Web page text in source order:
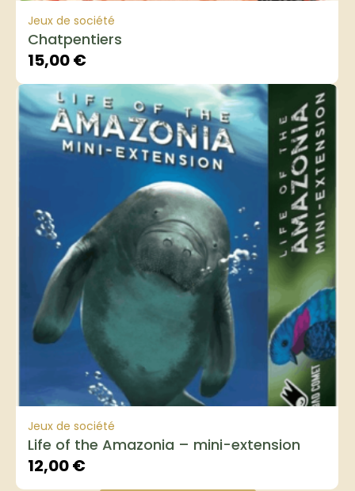
Jeux de société
Chatpentiers
15,00€
Jeux de société
Life of the Amazonia – mini-extension
12,00€